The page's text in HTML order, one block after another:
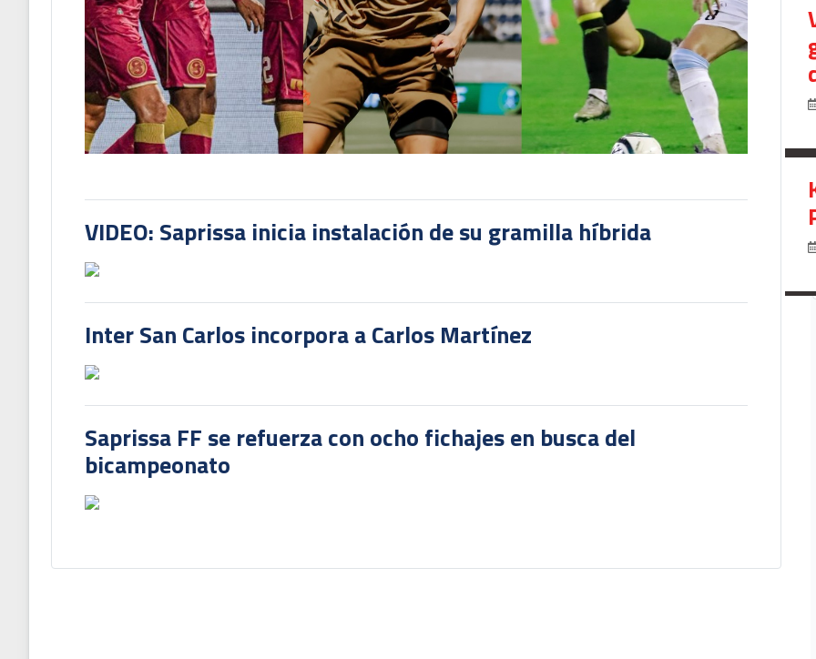
VIDEO: Saprissa inicia instalación de su gramilla híbrida
Inter San Carlos incorpora a Carlos Martínez
Saprissa FF se refuerza con ocho fichajes en busca del
bicampeonato